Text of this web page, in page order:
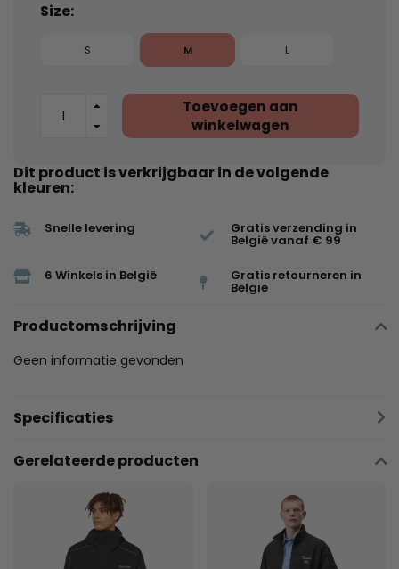
Size:
S M L
Toevoegen aan
winkelwagen
Dit product is verkrijgbaar in de volgende
kleuren:
Snelle levering Gratis verzending in
België vanaf € 99
6 Winkels in België Gratis retourneren in
België
Productomschrijving
Geen informatie gevonden
Specificaties
Gerelateerde producten